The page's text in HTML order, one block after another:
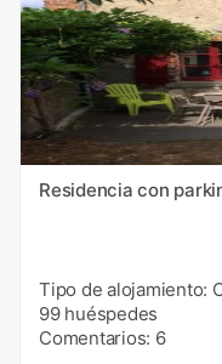
Residencia con
Tipo de alojamiento:
99 huéspedes
Comentarios: 6